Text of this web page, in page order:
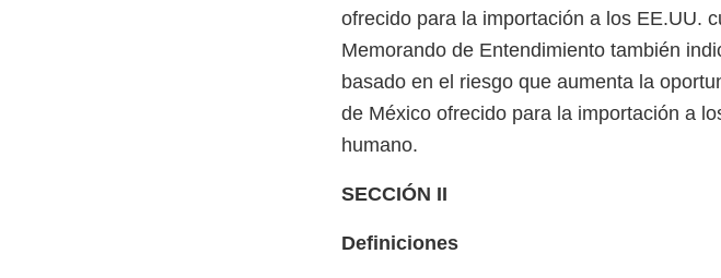
ofrecido para la importación a los EE.UU.
Memorando de Entendimiento también
basado en el riesgo que aumenta la
de México ofrecido para la importación a
humano.
SECCIÓN II
Definiciones